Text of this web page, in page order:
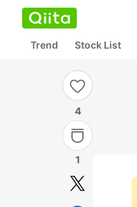
Trend Stock List
4
1